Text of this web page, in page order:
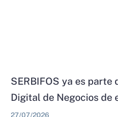
SERBIFOS ya es parte
Digital de Negocios de
27/07/2026